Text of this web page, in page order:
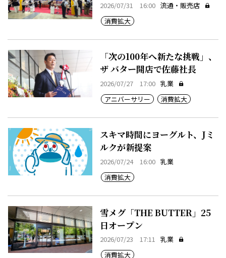
2026/07/31 16:00 流通・販売店
消費拡大
「次の100年へ新たな挑戦」、
ザ バター開店で佐藤社長
2026/07/27 17:00 乳業
アニバーサリー
消費拡大
スキマ時間にヨーグルト、Jミ
ルクが新提案
2026/07/24 16:00 乳業
消費拡大
雪メグ「THE BUTTER」25
日オープン
2026/07/23 17:11 乳業
消費拡大